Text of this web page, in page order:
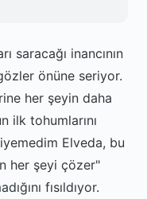
saracağı inancının
önüne seriyor.
her şeyin daha
ilk tohumlarını
Elveda, bu
her şeyi çözer"
fısıldıyor.